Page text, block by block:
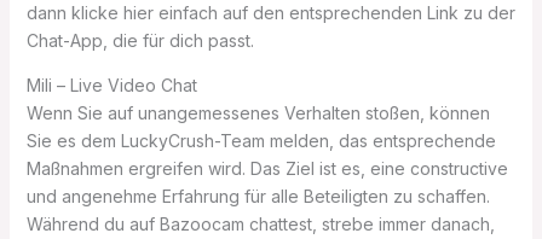
dann klicke hier einfach auf den entsprechenden Link zu der
Chat-App, die für dich passt.
Mili – Live Video Chat
Wenn Sie auf unangemessenes Verhalten stoßen, können
Sie es dem LuckyCrush-Team melden, das entsprechende
Maßnahmen ergreifen wird. Das Ziel ist es, eine constructive
und angenehme Erfahrung für alle Beteiligten zu schaffen.
Während du auf Bazoocam chattest, strebe immer danach,